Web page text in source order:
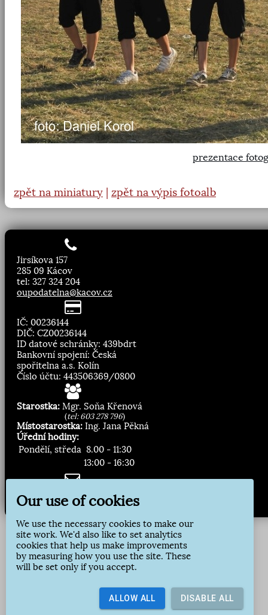
prezentace
zpět na miniatury zpět na výpis fotoalb
Jirsíkova 157
285 09 Kácov
tel: 327 324 204
oupodatelna@kacov.cz
IČ: 00236144
DIČ: CZ00236144
ID datové schránky: 439bdrt
Bankovní spojení: Česká
spořitelna a.s. Kolín
Číslo účtu: 443506369/0800
Starostka: Mgr. Soňa Křenová
(tel: 603 278 796)
Místostarostka: Ing. Jana Pěkná
Úřední hodiny:
Pondělí, středa 8.00 - 11:30
13:00 - 16:30
Zasílání novinek:
Přihlásit odběr
Our use of cookies
We use the necessary cookies to make our
site work. We'd also like to set analytics
cookies that help us make improvements
by measuring how you use the site. These
will be set only if you accept.
ALLOW ALL DISABLE ALL